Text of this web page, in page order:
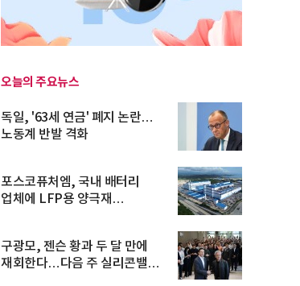
오늘의 주요뉴스
독일, '63세 연금' 폐지 논란…
노동계 반발 격화
포스코퓨처엠, 국내 배터리
업체에 LFP용 양극재
구광모, 젠슨 황과 두 달 만에
재회한다…다음 주 실리콘밸리